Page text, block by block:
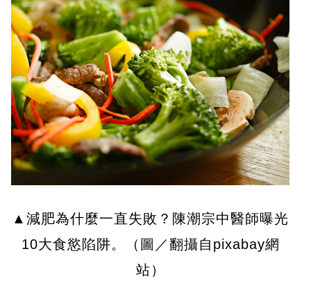
▲減肥為什麼一直失敗？陳潮宗中醫師曝光
10大食慾陷阱。（圖／翻攝自pixabay網
站）